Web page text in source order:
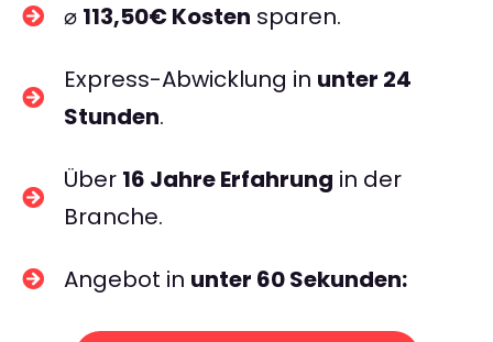
⌀ 113,50€ Kosten sparen.
Express-Abwicklung in unter 24
Stunden.
Über 16 Jahre Erfahrung in der
Branche.
Angebot in unter 60 Sekunden: